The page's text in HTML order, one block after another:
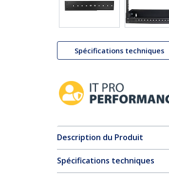
Spécifications techniques
Description du Produit
Spécifications techniques